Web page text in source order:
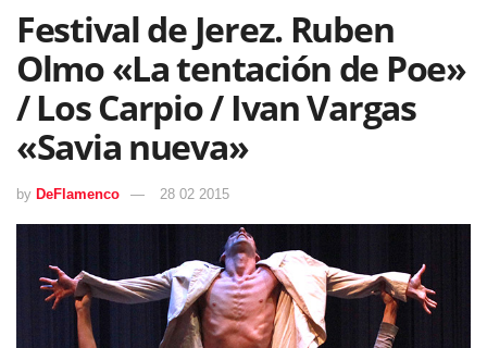
Festival de Jerez. Ruben
Olmo «La tentación de Poe»
/ Los Carpio / Ivan Vargas
«Savia nueva»
by DeFlamenco 28 02 2015